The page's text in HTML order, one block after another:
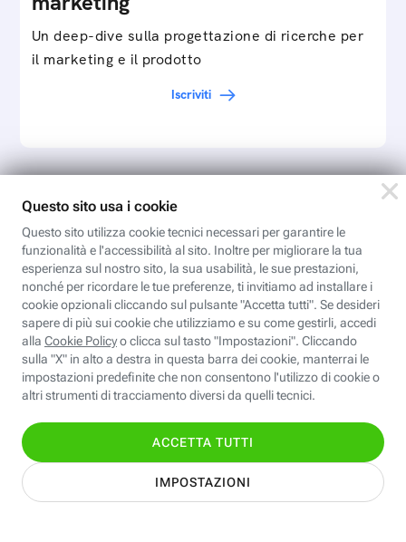
Un deep-dive sulla progettazione di ricerche per
il marketing e il prodotto
Iscriviti
Dall’influencer marketing alla
creator strategy
Comprendere ed esplorare l'influencer marketing
Iscriviti